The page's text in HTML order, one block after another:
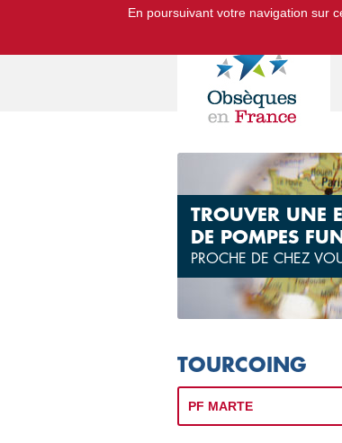
Le Portail
TROUVER UNE
DE POMPES
PROCHE DE CHEZ
TOURCOING
PF MARTE
En poursuivant votre navigation sur